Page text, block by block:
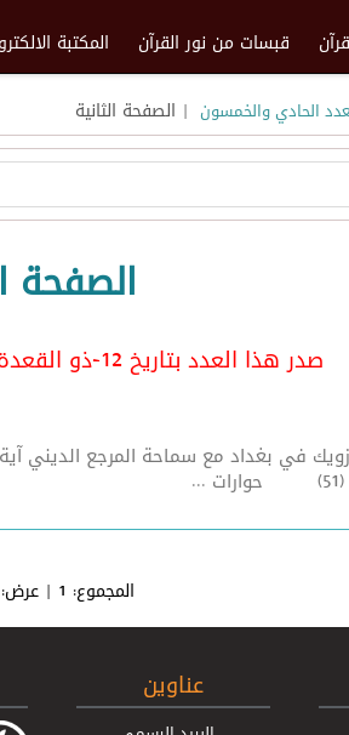
قبسات من نور القرآن المكتبة
الحادي والخمسون | الصفحة الثانية
الصفحة
صدر هذا العدد بتاريخ 12-ذو القعدة-1427 الموافق 5/12/2006
في بغداد مع سماحة المرجع
المجموع: 1 | عرض:
عناوين